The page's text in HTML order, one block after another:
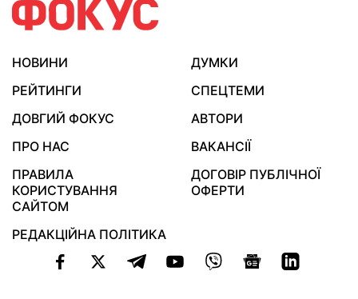
НОВИНИ
ДУМКИ
РЕЙТИНГИ
СПЕЦТЕМИ
ДОВГИЙ ФОКУС
АВТОРИ
ПРО НАС
ВАКАНСІЇ
ПРАВИЛА
КОРИСТУВАННЯ
САЙТОМ
ДОГОВІР ПУБЛІЧНОЇ
ОФЕРТИ
РЕДАКЦІЙНА ПОЛІТИКА